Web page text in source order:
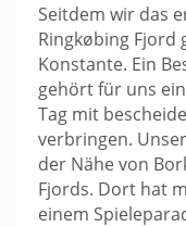
Seitdem wir das
Ringkøbing Fjord
Konstante. Ein
gehört für uns
Tag mit
verbringen.
der Nähe von
Fjords. Dort hat
einem